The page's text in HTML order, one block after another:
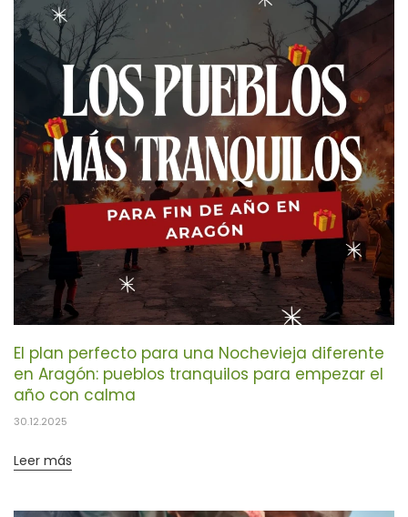
El plan perfecto para una Nochevieja diferente
en Aragón: pueblos tranquilos para empezar el
año con calma
30.12.2025
Leer más